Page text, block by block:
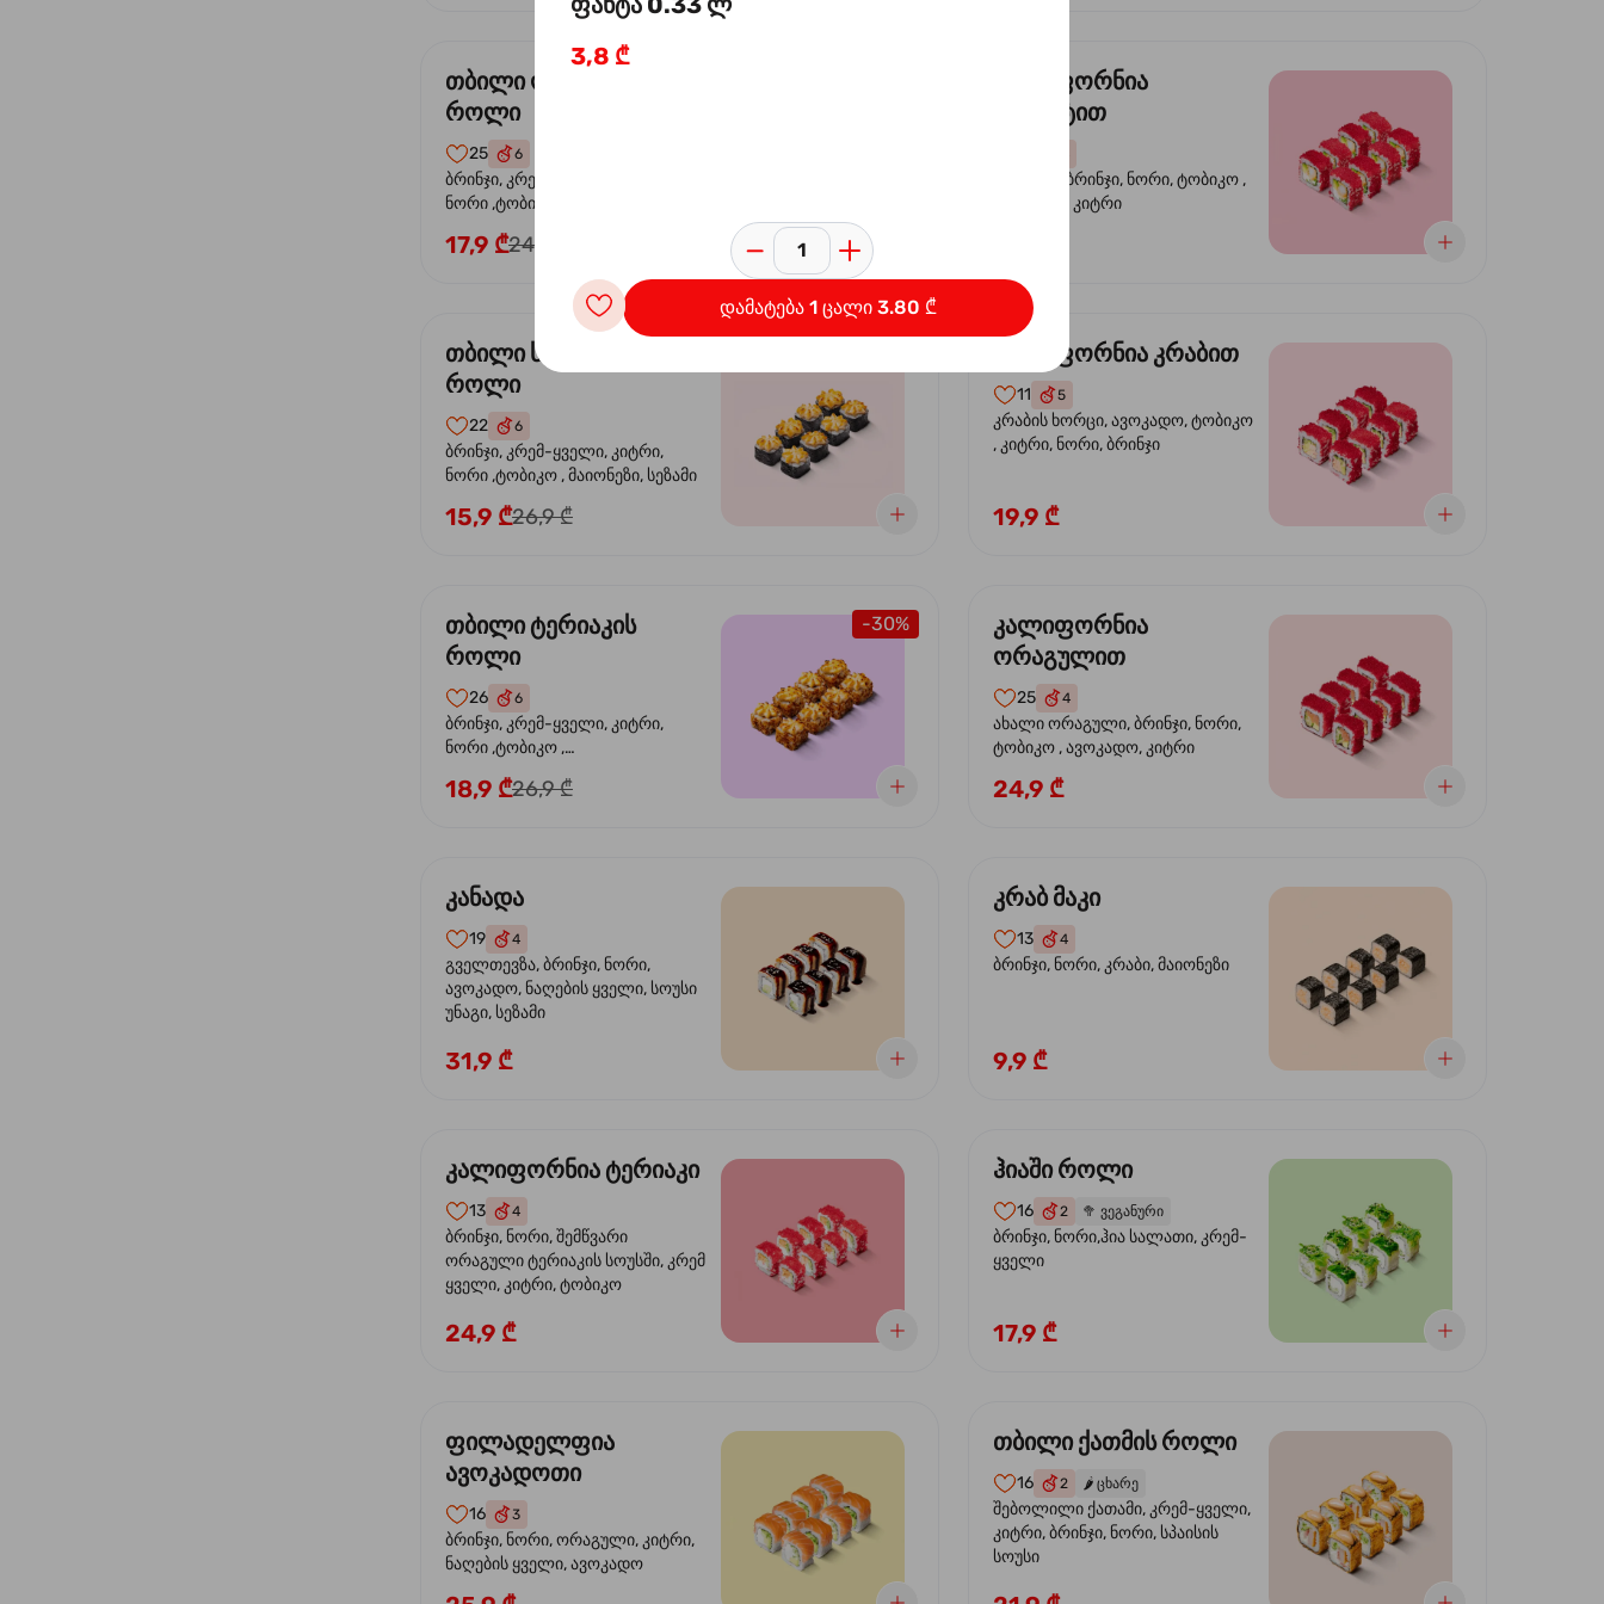
თბილი ორაგულის
როლი
25 6
ბრინჯი, კრემ-ყველი, კიტრი,
ნორი ,ტობიკო , მაიონეზი,
ფოთოლი
17,9 ₾24,9 ₾
კალიფორნია
კრევეტით
კრევეტი, ბრინჯი, ნორი, ტობიკო ,
ავოკადო, კიტრი
თბილი სიყვარული
როლი
22 6
ბრინჯი, კრემ-ყველი, კიტრი,
ნორი ,ტობიკო , მაიონეზი, სეზამი
15,9 ₾26,9 ₾
კალიფორნია კრაბით
11 5
კრაბის ხორცი, ავოკადო, ტობიკო
, კიტრი, ნორი, ბრინჯი
19,9 ₾
-30%
თბილი ტერიაკის
როლი
26 6
ბრინჯი, კრემ-ყველი, კიტრი,
ნორი ,ტობიკო ,
სეზამი, ტერიაკის სოუსი
18,9 ₾26,9 ₾
კალიფორნია
ორაგულით
25 4
ახალი ორაგული, ბრინჯი, ნორი,
ტობიკო , ავოკადო, კიტრი
24,9 ₾
კანადა
19 4
გველთევზა, ბრინჯი, ნორი,
ავოკადო, ნაღების ყველი, სოუსი
უნაგი, სეზამი
31,9 ₾
კრაბ მაკი
13 4
ბრინჯი, ნორი, კრაბი, მაიონეზი
9,9 ₾
კალიფორნია ტერიაკი
13 4
ბრინჯი, ნორი, შემწვარი
ორაგული ტერიაკის სოუსში, კრემ
ყველი, კიტრი, ტობიკო
24,9 ₾
ჰიაში როლი
16 2 🥦 ვეგანური
ბრინჯი, ნორი,ჰია სალათი, კრემ-
ყველი
17,9 ₾
ფილადელფია
ავოკადოთი
16 3
ბრინჯი, ნორი, ორაგული, კიტრი,
ნაღების ყველი, ავოკადო
თბილი ქათმის როლი
16 2 🌶️ ცხარე
შებოლილი ქათამი, კრემ-ყველი,
კიტრი, ბრინჯი, ნორი, სპაისის
სოუსი
3,8 ₾
დამატება 1 ცალი 3.80 ₾